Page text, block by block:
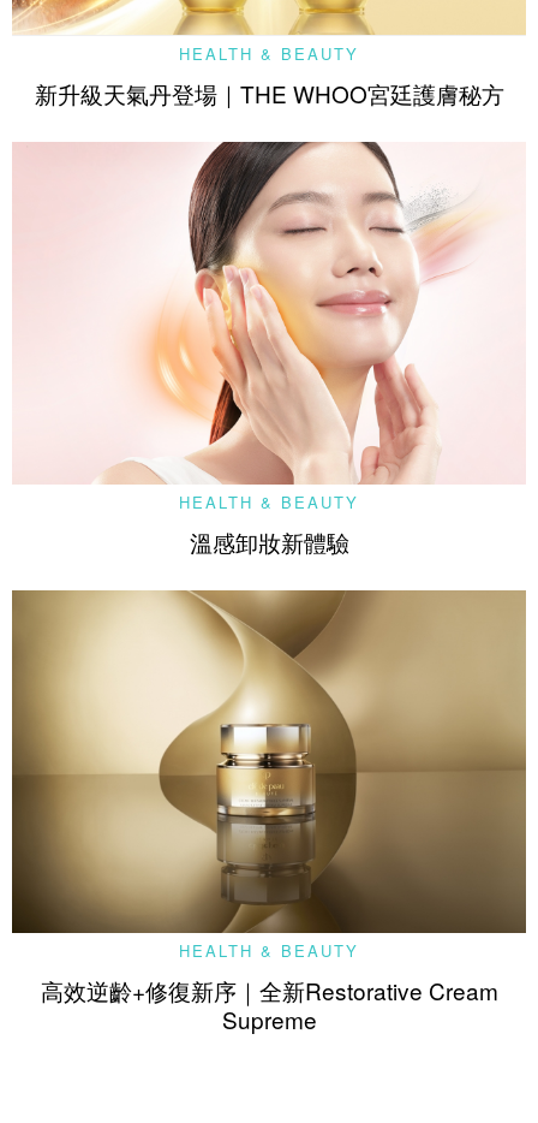
HEALTH & BEAUTY
新升級天氣丹登場｜THE WHOO宮廷護膚秘方
HEALTH & BEAUTY
溫感卸妝新體驗
HEALTH & BEAUTY
高效逆齡+修復新序｜全新Restorative Cream
Supreme